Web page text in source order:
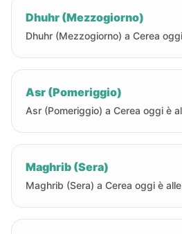
Dhuhr (Mezzogiorno)
Dhuhr (Mezzogiorno) a Cerea
Asr (Pomeriggio)
Asr (Pomeriggio) a Cerea oggi è
Maghrib (Sera)
Maghrib (Sera) a Cerea oggi è